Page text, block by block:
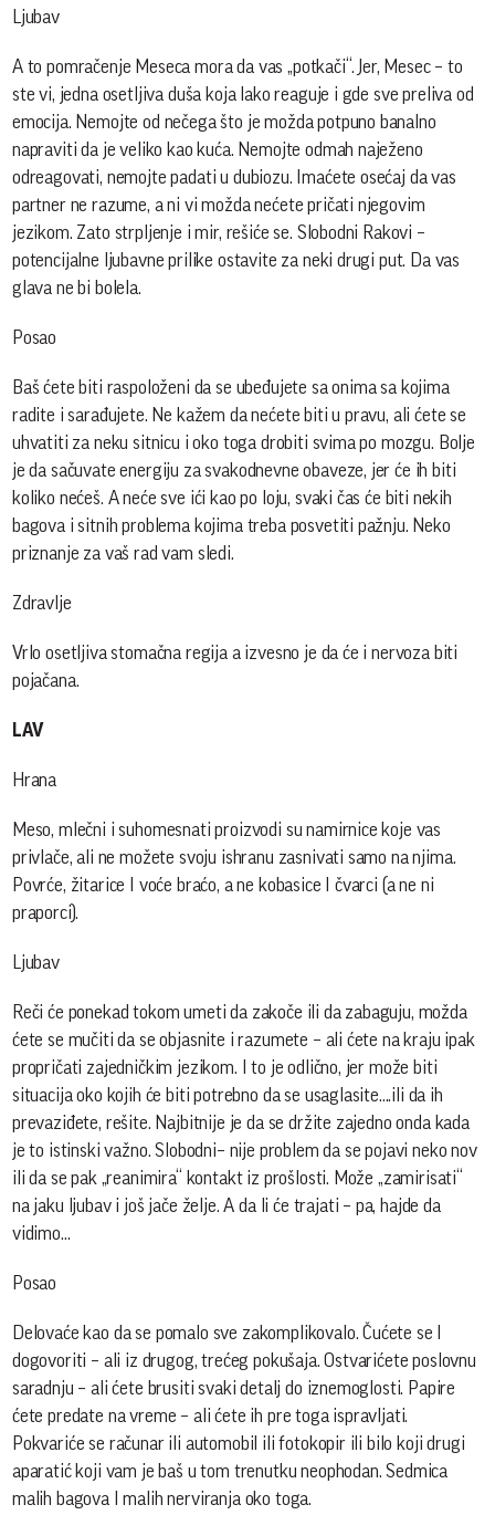
Ljubav
A to pomračenje Meseca mora da vas „potkači“. Jer, Mesec – to
ste vi, jedna osetljiva duša koja lako reaguje i gde sve preliva od
emocija. Nemojte od nečega što je možda potpuno banalno
napraviti da je veliko kao kuća. Nemojte odmah naježeno
odreagovati, nemojte padati u dubiozu. Imaćete osećaj da vas
partner ne razume, a ni vi možda nećete pričati njegovim
jezikom. Zato strpljenje i mir, rešiće se. Slobodni Rakovi –
potencijalne ljubavne prilike ostavite za neki drugi put. Da vas
glava ne bi bolela.
Posao
Baš ćete biti raspoloženi da se ubeđujete sa onima sa kojima
radite i sarađujete. Ne kažem da nećete biti u pravu, ali ćete se
uhvatiti za neku sitnicu i oko toga drobiti svima po mozgu. Bolje
je da sačuvate energiju za svakodnevne obaveze, jer će ih biti
koliko nećeš. A neće sve ići kao po loju, svaki čas će biti nekih
bagova i sitnih problema kojima treba posvetiti pažnju. Neko
priznanje za vaš rad vam sledi.
Zdravlje
Vrlo osetljiva stomačna regija a izvesno je da će i nervoza biti
pojačana.
LAV
Hrana
Meso, mlečni i suhomesnati proizvodi su namirnice koje vas
privlače, ali ne možete svoju ishranu zasnivati samo na njima.
Povrće, žitarice I voće braćo, a ne kobasice I čvarci (a ne ni
praporci).
Ljubav
Reči će ponekad tokom umeti da zakoče ili da zabaguju, možda
ćete se mučiti da se objasnite i razumete – ali ćete na kraju ipak
propričati zajedničkim jezikom. I to je odlično, jer može biti
situacija oko kojih će biti potrebno da se usaglasite....ili da ih
prevaziđete, rešite. Najbitnije je da se držite zajedno onda kada
je to istinski važno. Slobodni– nije problem da se pojavi neko nov
ili da se pak „reanimira“ kontakt iz prošlosti. Može „zamirisati“
na jaku ljubav i još jače želje. A da li će trajati – pa, hajde da
vidimo...
Posao
Delovaće kao da se pomalo sve zakomplikovalo. Čućete se I
dogovoriti – ali iz drugog, trećeg pokušaja. Ostvarićete poslovnu
saradnju – ali ćete brusiti svaki detalj do iznemoglosti. Papire
ćete predate na vreme – ali ćete ih pre toga ispravljati.
Pokvariće se računar ili automobil ili fotokopir ili bilo koji drugi
aparatić koji vam je baš u tom trenutku neophodan. Sedmica
malih bagova I malih nerviranja oko toga.